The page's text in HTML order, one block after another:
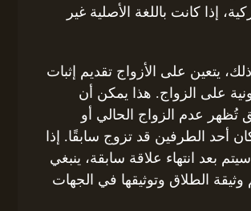
إذا كانت باللغة الأصلية غير
يتعين على الأزواج تقديم إثبات
على الزواج. هذا يمكن أن
تُظهر عدم الزواج الحالي أو
أحد الطرفين قد تزوج سابقًا. إذا
بعد انتهاء علاقة سابقة، ينبغي
وثيقة الطلاق وتوثيقها في الجهات